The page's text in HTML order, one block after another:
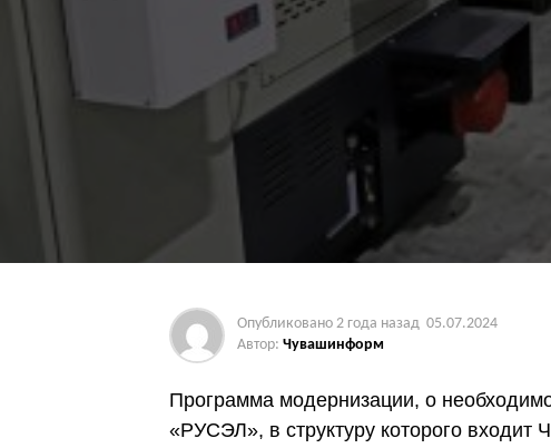
Опубликовано 2 года назад 05.07.2024
Автор: Чувашинформ
Программа модернизации, о
«РУСЭЛ», в структуру которого входит